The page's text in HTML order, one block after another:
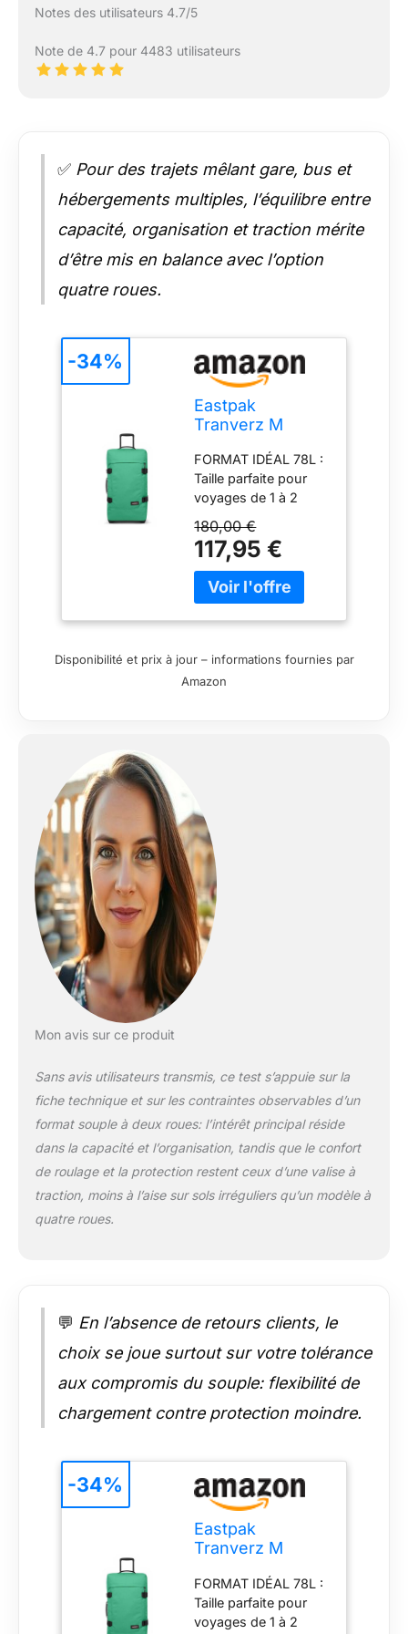
Notes des utilisateurs 4.7/5
Note de 4.7 pour 4483 utilisateurs
✅ Pour des trajets mêlant gare, bus et
hébergements multiples, l’équilibre entre
capacité, organisation et traction mérite
d’être mis en balance avec l’option
quatre roues.
Eastpak
Tranverz M
78L (67 x 35,5 x
30 cm), Bagage
à roulettes,
Valise légère et
résistante avec
Double
Compartiment,
poignée
télescopique &
GEM Green
FORMAT IDÉAL 78L :
Taille parfaite pour
voyages de 1 à 2
capacité tout en
restant facile à
transporter et
pratique au quotidien
Ouverture type livre
avec deux
DURABLE : Matériaux
robustes, structure
renforcée et
fermetures fiables
conçus pour de
nombreux voyages
LÉGÈRE & FACILE À
MANIER : Roues
fluides et
FLEXIBLE &
souple avec sangles
de compression –
s’adapte au contenu
et maximise l’espace
sans encombrement
180,00 €
117,95 €
-34%
Disponibilité et prix à jour – informations fournies par
Amazon
Mon avis sur ce produit
Sans avis utilisateurs transmis, ce test s’appuie sur la
fiche technique et sur les contraintes observables d’un
format souple à deux roues: l’intérêt principal réside
dans la capacité et l’organisation, tandis que le confort
de roulage et la protection restent ceux d’une valise à
traction, moins à l’aise sur sols irréguliers qu’un modèle à
quatre roues.
💬 En l’absence de retours clients, le
choix se joue surtout sur votre tolérance
aux compromis du souple: flexibilité de
chargement contre protection moindre.
Eastpak
Tranverz M
78L (67 x 35,5 x
30 cm), Bagage
à roulettes,
FORMAT IDÉAL 78L :
Taille parfaite pour
voyages de 1 à 2
-34%